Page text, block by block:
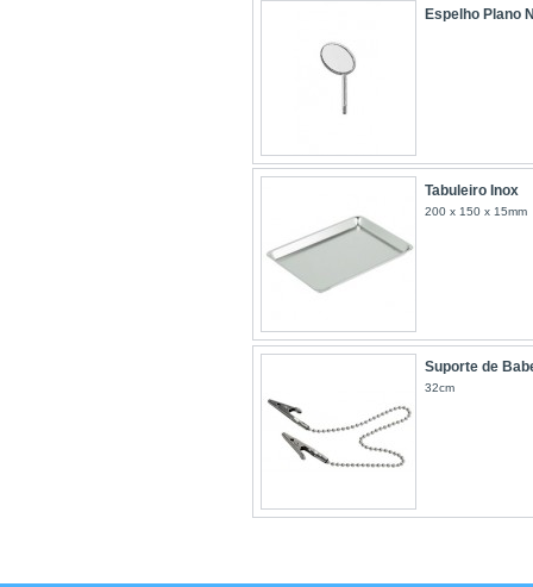
Espelho Plano
Tabuleiro Inox
200 x 150 x 15mm
Suporte de
32cm